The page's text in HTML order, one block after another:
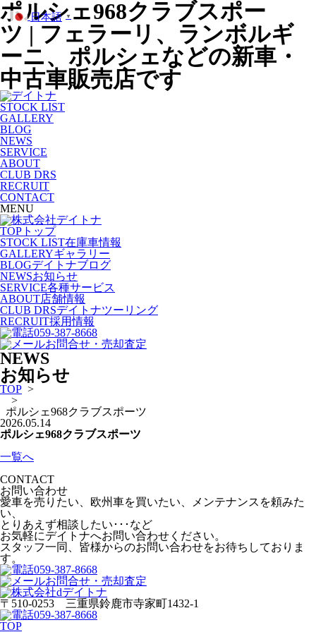
ポルシェ968クラブスポー
ツ | フェラーリ、ランボルギ
ーニ、ポルシェなどの新車・
中古車販売店です
STOCK LIST
GALLERY
BLOG
NEWS
SERVICE
ABOUT
CLUB DRS
RECRUIT
CONTACT
MENU
TOP トップ
STOCK LIST在庫車情報
GALLERYギャラリー
BLOGデイトナブログ
NEWSお知らせ
SERVICE各種サービス
ABOUT店舗情報
CLUB DRSデイトナツーリング
RECRUIT採用情報
059-387-8668
お問合せ・売却査定
NEWS
お知らせ
TOP >
>
ポルシェ968クラブスポーツ
2026.05.14
ポルシェ968クラブスポーツ
一覧へ
CONTACT
お問い合わせ
愛車を売りたい、欧州車を買いたい、メンテナンスを頼みた
い、
とりあえず相談したい･･･など
お気軽にデイトナへお問い合わせください。
スタッフ一同、皆様からのお問い合わせをお待ちしておりま
す。
059-387-8668
お問合せ・売却査定
〒510-0253 三重県鈴鹿市寺家町1432-1
059-387-8668
TOP
日本語 ▼